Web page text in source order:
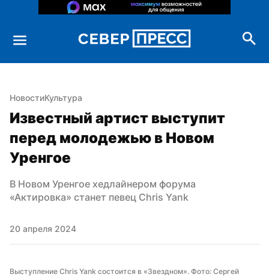
НовостиКультура
Известный артист выступит
перед молодежью в Новом
Уренгое
В Новом Уренгое хедлайнером форума
«Актировка» станет певец Chris Yank
20 апреля 2024
Выступление Chris Yank состоится в «Звездном». Фото: Сергей